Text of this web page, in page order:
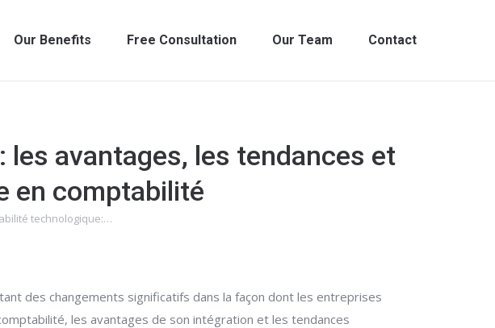
Our Benefits Free Consultation Our Team Contact
les avantages, les tendances et
en comptabilité
technologique:…
des changements significatifs dans la façon dont les entreprises
les avantages de son intégration et les tendances